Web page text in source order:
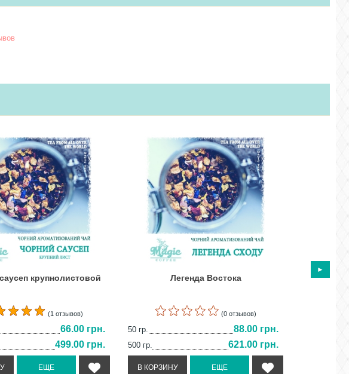
крупнолистовой
(1 отзывов)
66.00 грн.
499.00 грн.
Легенда Востока
(0 отзывов)
50 гр. 88.00 грн.
500 гр. 621.00 грн.